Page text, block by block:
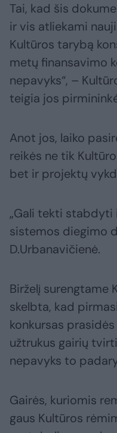
Tai, kad šis
ir vis atliekami
Kultūros tarybą
metų finansavimo
nepavyks“, –
teigia jos
Anot jos, laiko
reikės ne tik
bet ir projektų
„Gali tekti stabdyti
sistemos diegimo
D.Urbanavičienė.
Birželį surengtame
skelbta, kad
konkursas
užtrukus gairių
nepavyks to
Gairės, kuriomis
gaus Kultūros